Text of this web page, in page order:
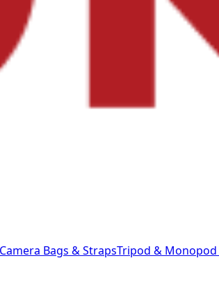
Camera Bags & StrapsTripod & Monopod